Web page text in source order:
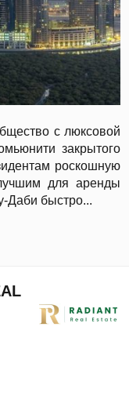
с люксовой
закрытого
роскошную
для аренды
Даби быстро...